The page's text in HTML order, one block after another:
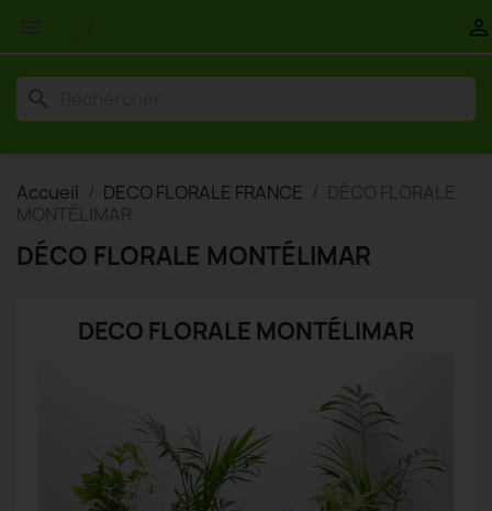

search
Accueil DECO FLORALE FRANCE
DÉCO FLORALE
MONTÉLIMAR
DÉCO FLORALE MONTÉLIMAR
DECO FLORALE MONTÉLIMAR